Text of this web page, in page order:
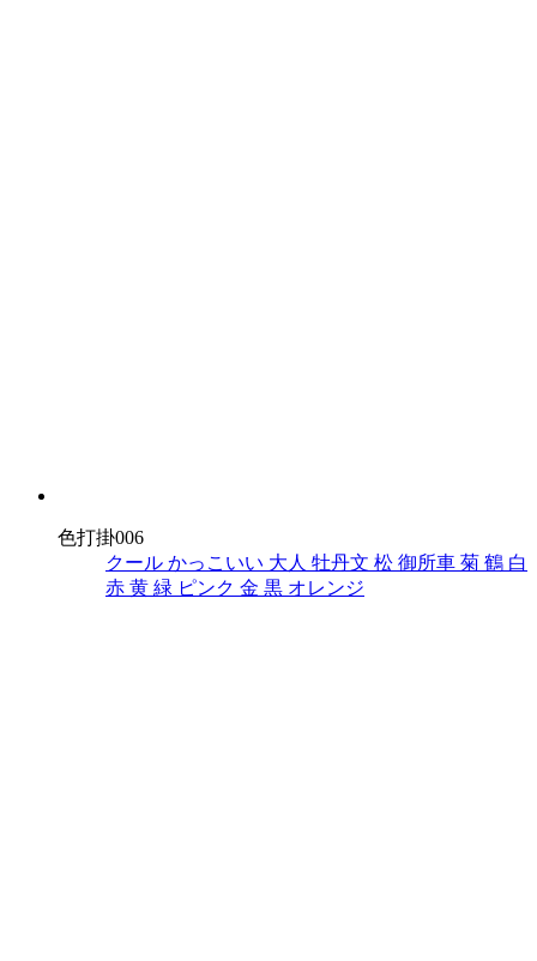
色打掛006
クール かっこいい 大人 牡丹文 松 御所車 菊 鶴 白
赤 黄 緑 ピンク 金 黒 オレンジ